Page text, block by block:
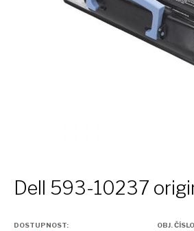
Dell 593-10237
DOSTUPNOST: OBJ.